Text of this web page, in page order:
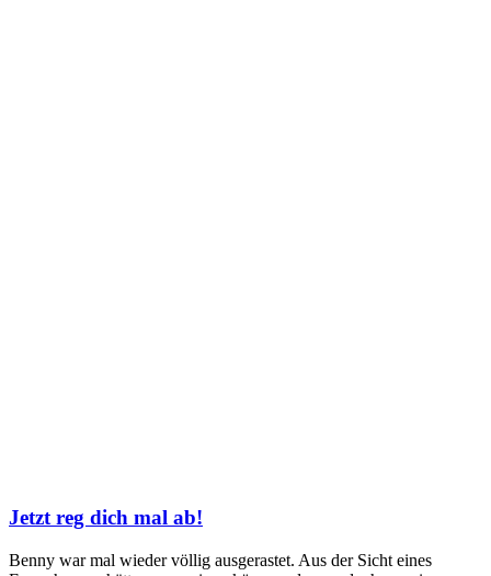
Jetzt reg dich mal ab!
Benny war mal wieder völlig ausgerastet. Aus der Sicht eines